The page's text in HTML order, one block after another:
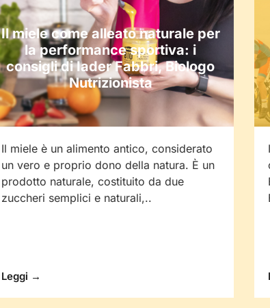
Il miele come alleato naturale per
la performance sportiva: i
consigli di Iader Fabbri, Biologo
Nutrizionista
Il miele è un alimento antico, considerato
un vero e proprio dono della natura. È un
prodotto naturale, costituito da due
zuccheri semplici e naturali,..
Leggi →